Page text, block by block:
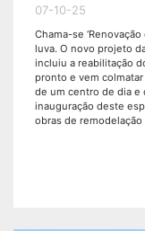
07-10-25
Chama-se
luva. O novo projeto
incluiu a reabilitação
pronto e vem
de um centro de dia e
inauguração deste
obras de